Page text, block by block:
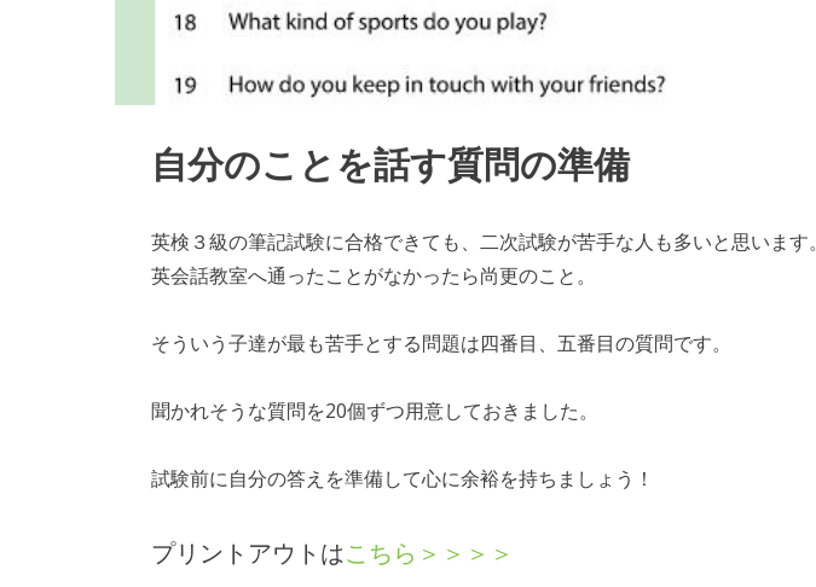
自分のことを話す質問の準備
英検３級の筆記試験に合格できても、二次試験が苦手な人も多いと思います。
英会話教室へ通ったことがなかったら尚更のこと。
そういう子達が最も苦手とする問題は四番目、五番目の質問です。
聞かれそうな質問を20個ずつ用意しておきました。
試験前に自分の答えを準備して心に余裕を持ちましょう！
プリントアウトはこちら＞＞＞＞